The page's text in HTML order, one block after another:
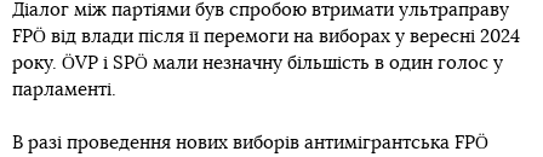
Діалог між партіями був спробою втримати ультраправу
FPÖ від влади після її перемоги на виборах у вересні 2024
року. ÖVP і SPÖ мали незначну більшість в один голос у
парламенті.
В разі проведення нових виборів антимігрантська FPÖ